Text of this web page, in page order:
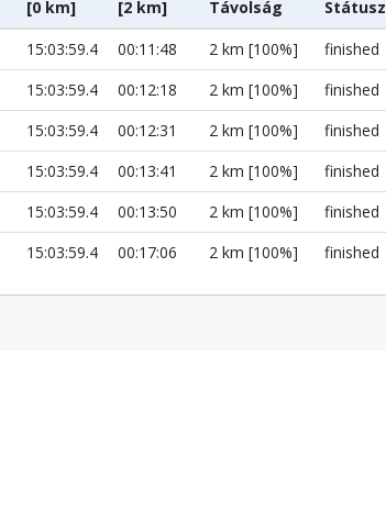
[0 km]
[2 km]
Távolság
Státusz
15:03:59.4 00:11:48 2 km [100%]
finished
15:03:59.4 00:12:18 2 km [100%]
finished
15:03:59.4 00:12:31 2 km [100%]
finished
15:03:59.4 00:13:41 2 km [100%]
finished
15:03:59.4 00:13:50 2 km [100%]
finished
15:03:59.4 00:17:06 2 km [100%] finished